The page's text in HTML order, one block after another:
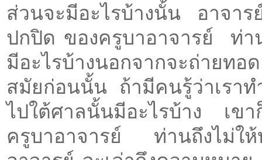
ส่วนจะมีอะไรบ้างนั้น อาจาร
ปกปิด ของครูบาอาจารย์ ท่
มีอะไรบ้างนอกจากจะถ่ายท
สมัยก่อนนั้น ถ้ามีคนรู้ว่าเราท
ไปใต้ศาลนั้นมีอะไรบ้าง เข
ครูบาอาจารย์ ท่านถึงไม่